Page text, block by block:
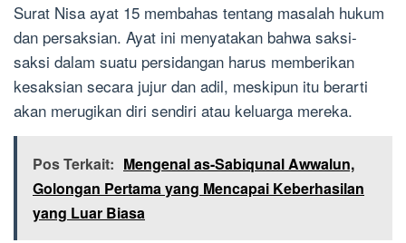
Surat Nisa ayat 15 membahas tentang masalah hukum
dan persaksian. Ayat ini menyatakan bahwa saksi-
saksi dalam suatu persidangan harus memberikan
kesaksian secara jujur dan adil, meskipun itu berarti
akan merugikan diri sendiri atau keluarga mereka.
Pos Terkait: Mengenal as-Sabiqunal Awwalun,
Golongan Pertama yang Mencapai Keberhasilan
yang Luar Biasa